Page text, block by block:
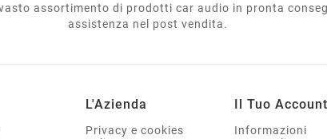
assortimento di prodotti car audio in pronta
assistenza nel post vendita.
L'Azienda
Privacy e cookies
Il Tuo Account
Informazioni